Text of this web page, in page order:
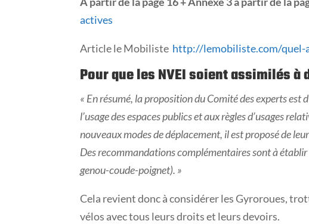
actives
Article le Mobiliste http://lemobiliste.com/quel-
Pour que les NVEI soient assimilés
« En résumé, la proposition du Comité des experts est
l’usage des espaces publics et aux règles d’usages
nouveaux modes de déplacement, il est proposé de
Des recommandations complémentaires sont à
genou-coude-poignet). »
Cela revient donc à considérer les Gyroroues,
vélos avec tous leurs droits et leurs devoirs.